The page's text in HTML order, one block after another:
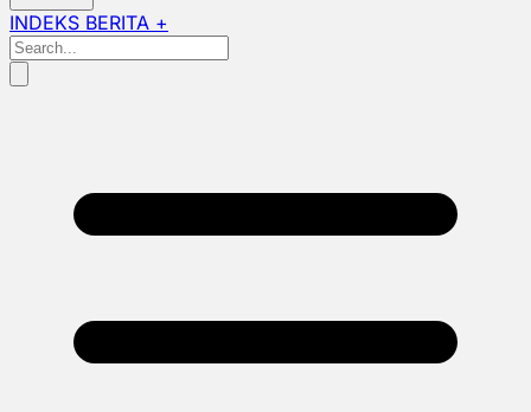
INDEKS BERITA +